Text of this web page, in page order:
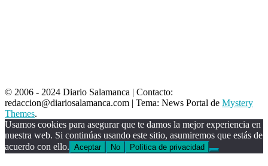
© 2006 - 2024 Diario Salamanca | Contacto:
redaccion@diariosalamanca.com | Tema: News Portal de Mystery
Themes.
Usamos cookies para asegurar que te damos la mejor experiencia en
nuestra web. Si continúas usando este sitio, asumiremos que estás de
acuerdo con ello. Aceptar No Política de privacidad